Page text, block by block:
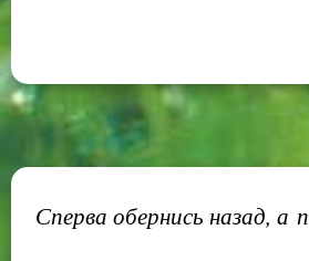
Сперва обернись назад,